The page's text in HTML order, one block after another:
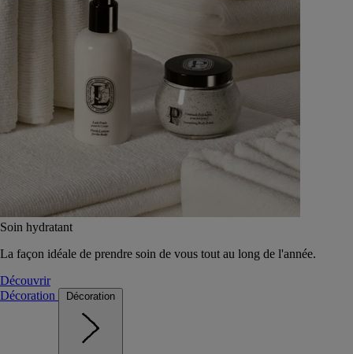
Soin hydratant
La façon idéale de prendre soin de vous tout au long de l'année.
Découvrir
Décoration
Décoration